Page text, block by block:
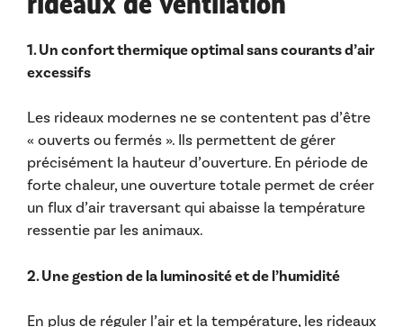
1. Un confort thermique optimal sans courants d’air
excessifs
Les rideaux modernes ne se contentent pas d’être
« ouverts ou fermés ». Ils permettent de gérer
précisément la hauteur d’ouverture. En période de
forte chaleur, une ouverture totale permet de créer
un flux d’air traversant qui abaisse la température
ressentie par les animaux.
2. Une gestion de la luminosité et de l’humidité
En plus de réguler l’air et la température, les rideaux